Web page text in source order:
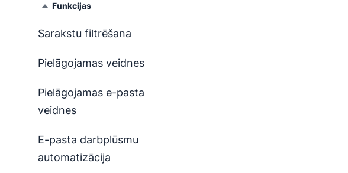
Funkcijas
Sarakstu filtrēšana
Pielāgojamas veidnes
Pielāgojamas e-pasta
veidnes
E-pasta darbplūsmu
automatizācija